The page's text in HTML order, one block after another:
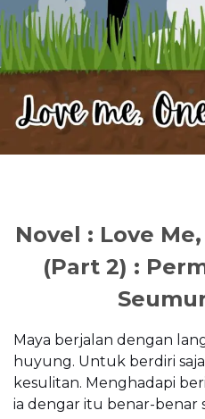
Novel : Love
(Part 2) :
Maya berjalan dengan
huyung. Untuk berdiri
kesulitan. Menghadapi
ia dengar itu benar-benar